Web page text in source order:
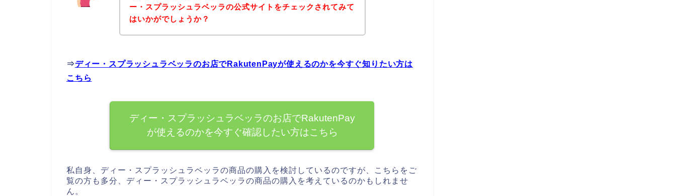
ー・スプラッシュラベッラの公式サイトをチェックされてみて
はいかがでしょうか？
⇒ディー・スプラッシュラベッラのお店でRakutenPayが使えるのかを今すぐ知りたい方は
こちら
ディー・スプラッシュラベッラのお店でRakutenPay
が使えるのかを今すぐ確認したい方はこちら
私自身、ディー・スプラッシュラベッラの商品の購入を検討しているのですが、こちらをご
覧の方も多分、ディー・スプラッシュラベッラの商品の購入を考えているのかもしれませ
ん。